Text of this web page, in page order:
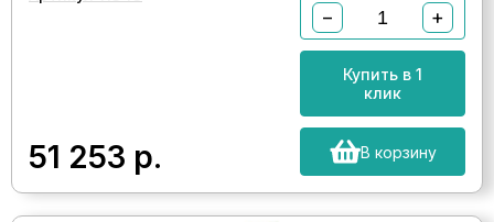
51 253 р.
− +
Купить в 1
клик
В корзину